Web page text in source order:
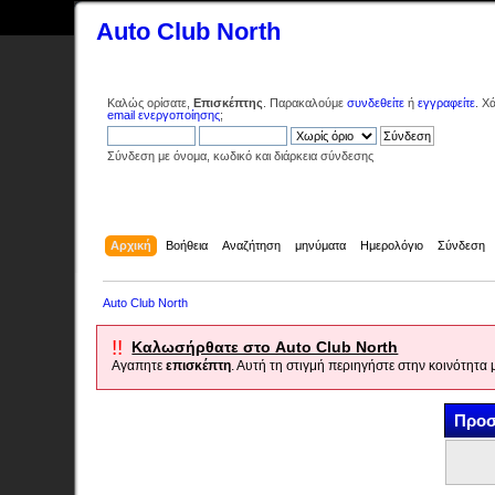
Auto Club North
Καλώς ορίσατε,Επισκέπτης . Παρακαλούμεσυνδεθείτε ήεγγραφείτε .
email ενεργοποίησης;
Σύνδεση με όνομα, κωδικό και διάρκεια σύνδεσης
Αρχική Βοήθεια Αναζήτηση μηνύματα Ημερολόγιο Σύνδεση
Auto Club North
!! Καλωσήρθατε στο Auto Club North
Αγαπητε επισκέπτη. Αυτή τη στιγμή περιηγήστε στην